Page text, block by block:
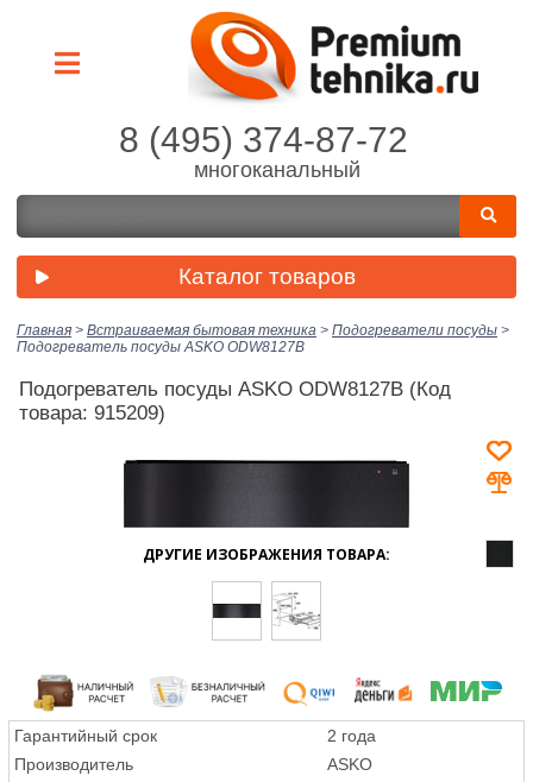
8 (495) 374-87-72
многоканальный
Каталог товаров
Главная > Встраиваемая бытовая техника > Подогреватели посуды >
Подогреватель посуды ASKO ODW8127B
Подогреватель посуды ASKO ODW8127B (Код
товара: 915209)
ДРУГИЕ ИЗОБРАЖЕНИЯ ТОВАРА:
Гарантийный срок
2 года
Производитель
ASKO